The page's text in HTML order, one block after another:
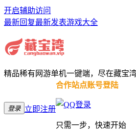
开启辅助访问
最新回复最新发表游戏大全
精品稀有网游单机一键端，尽在藏宝
登录 立即注册
合作站点账号登陆
只需一步，快速开始